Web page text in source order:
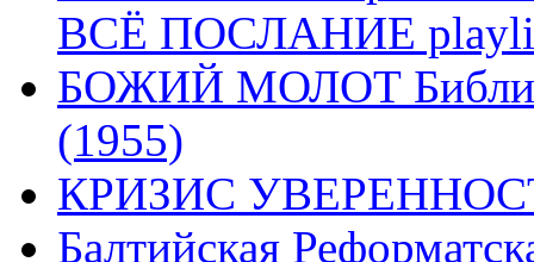
ВСЁ ПОСЛАНИЕ
БОЖИЙ МОЛОТ Библия
(1955)
КРИЗИС
Балтийская